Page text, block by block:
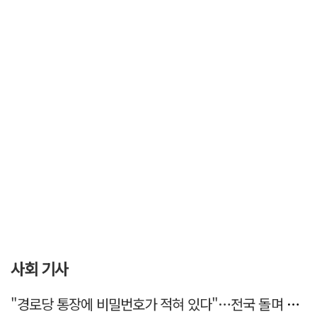
사회 기사
"경로당 통장에 비밀번호가 적혀 있다"…전국 돌며 경로당 13곳 턴 30대 구속